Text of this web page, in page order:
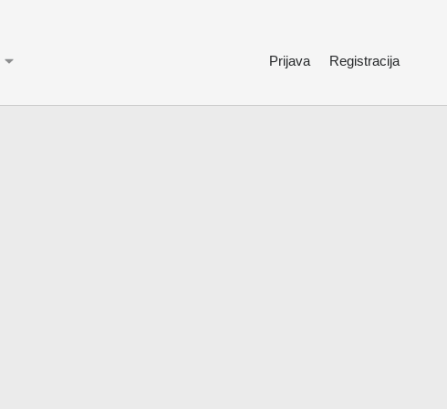
Prijava Registracija